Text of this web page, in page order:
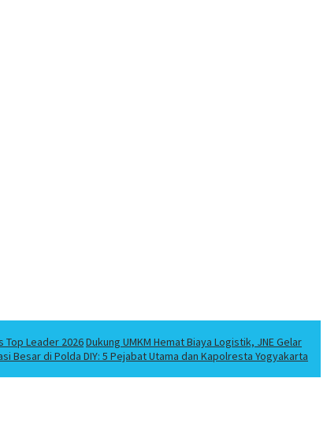
Top Leader 2026Dukung UMKM Hemat Biaya Logistik, JNE Gelar
Besar di Polda DIY: 5 Pejabat Utama dan Kapolresta Yogyakarta